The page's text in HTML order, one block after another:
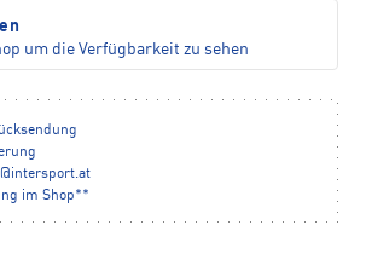
um die Verfügbarkeit zu sehen
@ intersport.at
im Shop**